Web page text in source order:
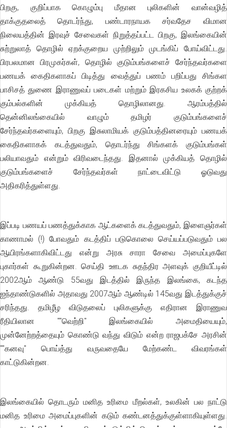
பிறகு, குறிப்பாக கொழும்பு மீதான புலிகளின் வான்வழித்
தாக்குதலைத் தொடர்ந்து, பண்டாரநாயக சர்வதேச விமான
நிலையத்தின் இரவுச் சேவைகள் நிறுத்தப்பட்ட பிறகு, இலங்கையின்
சுற்றுலாத் தொழில் ஏறக்குறைய முற்றிலும் முடங்கிப் போய்விட்டது.
பிரபலமான பிரமுகர்கள், தொழில் குடும்பங்களைச் சேர்ந்தவர்களை
பணயக் கைதிகளாகப் பிடித்து வைத்துப் பணம் பறிப்பது சிங்கள
பாசிசத் துணை இராணுவப் படைகள் மற்றும் இரகசிய உலகக் குற்றக்
கும்பல்களின் முக்கியத் தொழிலானது. ஆரம்பத்தில்
தென்னிலங்கையில் வாழும் தமிழர் குடும்பங்களைச்
சேர்ந்தவர்களையும், பிறகு இசுலாமியக் குடும்பத்தினரையும் பணயக்
கைதிகளாகக் கடத்துவதும், தொடர்ந்து சிங்களக் குடும்பங்கள்
பலியாவதும் என்றும் விரிவடைந்தது. இதனால் முக்கியத் தொழில்
குடும்பங்களைச் சேர்ந்தவர்கள் நாட்டைவிட்டு ஓடுவது
அதிகரித்துள்ளது.
இப்படி பணயப் பணத்துக்காக ஆட்களைக் கடத்துவதும், இளைஞர்கள்
காணாமல் (!) போவதும் கடத்திப் படுகொலை செய்யப்படுவதும் பல
ஆயிரங்களாகிவிட்டது என்று அரசு சாரா சேவை அமைப்புகளே
புகார்கள் கூறுகின்றன. செய்தி ஊடக சுதந்திர அளவுக் குறியீட்டில்
2002ஆம் ஆண்டு 55வது இடத்தில் இருந்த இலங்கை, கடந்த
ஐந்தாண்டுகளில் அதாவது 2007ஆம் ஆண்டில் 145வது இடத்துக்குச்
சரிந்தது. தமிழீழ விடுதலைப் புலிகளுக்கு எதிரான இராணுவ
ரீதியிலான ""வெற்றி'' இலங்கையில் அமைதியையும்,
முன்னேற்றத்தையும் கொண்டு வந்து விடும் என்ற ராஜபக்சே அரசின்
""கனவு'' பொய்த்து வருவதையே மேற்கண்ட விவரங்கள்
காட்டுகின்றன.
இலங்கையில் தொடரும் மனித உரிமை மீறல்கள், உலகின் பல நாட்டு
மனித உரிமை அமைப்புகளின் கடும் கண்டனத்துக்குள்ளாகியுள்ளது.